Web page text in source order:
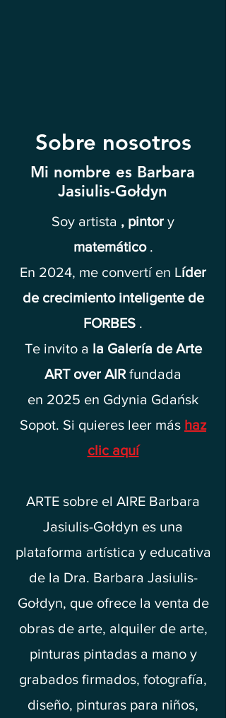
Sobre nosotros
Mi nombre es Barbara
Jasiulis-Gołdyn
Soy artista , pintor y
matemático.
En 2024, me convertí en Líder
de crecimiento inteligente de
FORBES .
Te invito a la Galería de Arte
ART over AIR fundada
en 2025 en Gdynia Gdańsk
Sopot. Si quieres leer más haz
clic aquí
ARTE sobre el AIRE Barbara
Jasiulis-Gołdyn es una
plataforma artística y educativa
de la Dra. Barbara Jasiulis-
Gołdyn, que ofrece la venta de
obras de arte, alquiler de arte,
pinturas pintadas a mano y
grabados firmados, fotografía,
diseño, pinturas para niños,